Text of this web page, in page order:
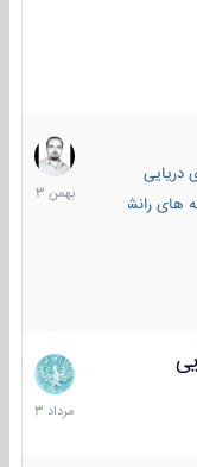
رانشی دریایی
6
بهمن
1403
2
مرداد
1403